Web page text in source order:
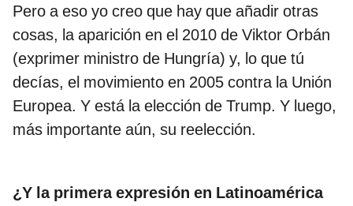
Pero a eso yo creo que hay que añadir otras
cosas, la aparición en el 2010 de Viktor Orbán
(exprimer ministro de Hungría) y, lo que tú
decías, el movimiento en 2005 contra la Unión
Europea. Y está la elección de Trump. Y luego,
más importante aún, su reelección.
¿Y la primera expresión en Latinoamérica